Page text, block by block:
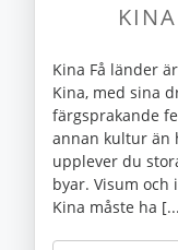
KINA
Kina Få länder
Kina, med sina
färgsprakande
annan kultur än
upplever du
byar. Visum och
Kina måste ha